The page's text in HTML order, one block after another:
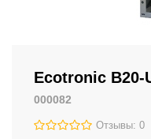
Ecotronic B20-
000082
Отзывы: 0